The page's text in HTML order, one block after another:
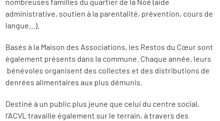
administrative, soutien à la parentalité, prévention, cours de
langue…).
Basés à la Maison des Associations, les Restos du Cœur sont
également présents dans la commune. Chaque année, leurs
bénévoles organisent des collectes et des distributions de
denrées alimentaires aux plus démunis.
Destiné à un public plus jeune que celui du centre social,
l’ACVL travaille également sur le terrain, à travers des